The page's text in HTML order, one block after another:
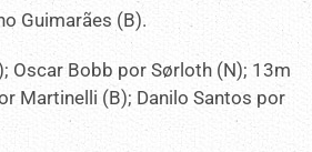
Guimarães (B).
Oscar Bobb por Sørloth (N); 13m
Martinelli (B); Danilo Santos por